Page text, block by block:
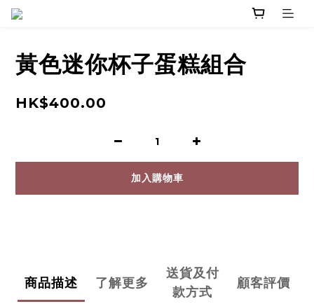
黃色迷你杯子蛋糕組合
HK$400.00
加入購物車
商品描述 了解更多
送貨及付
款方式
顧客評價